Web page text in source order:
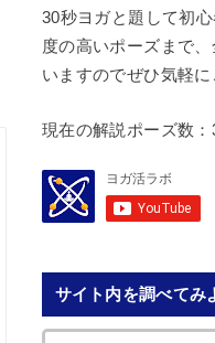
30秒ヨガと題して初
度の高いポーズまで
いますのでぜひ気軽に
現在の解説ポーズ数：
サイト内を調べてみ